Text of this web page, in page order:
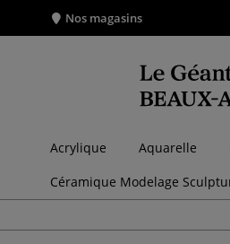
Nos magasins
Acrylique Aquarelle
Céramique Modelage